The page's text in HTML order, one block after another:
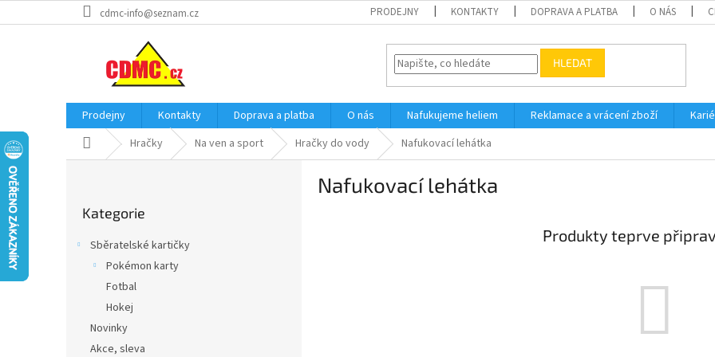
na
cdmc-info@seznam.cz PRODEJNY KONTAKTY DOPRAVA A PLATBA O NÁS
HLEDAT
Prodejny Kontakty Doprava a platba O nás Nafukujeme heliem Reklamace a vrácení zboží
Domů Hračky Na ven a sport Hračky do vody Nafukovací lehátka
kategorie
Kategorie
Sběratelské kartičky
Pokémon karty
Fotbal
Hokej
Novinky
Akce, sleva
Nafukovací lehátka
Produkty teprve